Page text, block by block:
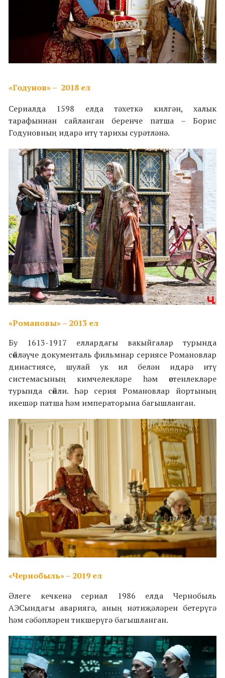
«Годунов» – 2018 ел
Сериалда 1598 елда тәхеткә килгән, халык
тарафыннан сайланган беренче патша – Борис
Годуновның идарә итү тарихы сурәтләнә.
«Романовы» – 2013 ел
Бу 1613-1917 еллардагы вакыйгалар турында
сөйләүче документаль фильмнар сериясе Романовлар
династиясе, шулай ук ил белән идарә итү
системасының кимчелекләре һәм өстенлекләре
турында сөйли. Һәр серия Романовлар йортының
икешәр патша һәм императорына багышланган.
«Чернобыль» – 2019 ел
Әлеге кечкенә сериал 1986 елда Чернобыль
АЭСындагы авариягә, аның нәтиҗәләрен бетерүгә
һәм сәбәпләрен тикшерүгә багышланган.